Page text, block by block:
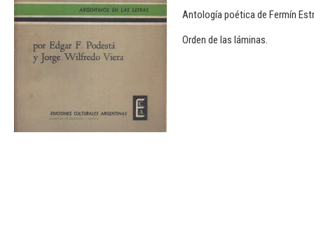
Antología poética de Fermín
Orden de las láminas.